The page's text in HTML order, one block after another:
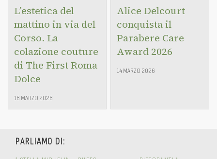
L’estetica del
mattino in via del
Corso. La
colazione couture
di The First Roma
Dolce
16 MARZO 2026
Alice Delcourt
conquista il
Parabere Care
Award 2026
14 MARZO 2026
PARLIAMO DI: